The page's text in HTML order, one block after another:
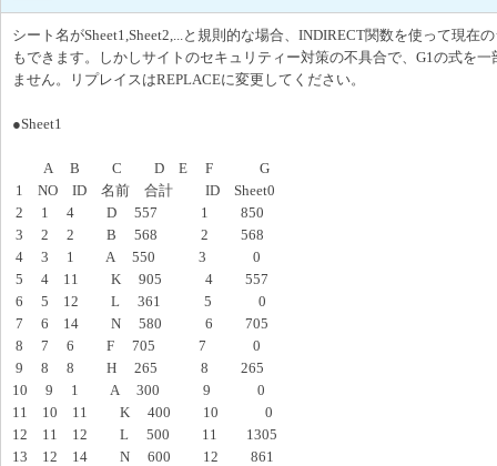
シート名がSheet1,Sheet2,...と規則的な場合、INDIRECT関数を使って現在
もできます。しかしサイトのセキュリティー対策の不具合で、G1の式を
ません。リプレイスはREPLACEに変更してください。
●Sheet1
A B C D E F G
1 NO ID 名前 合計 ID Sheet0
2 1 4 D 557 1 850
3 2 2 B 568 2 568
4 3 1 A 550 3 0
5 4 11 K 905 4 557
6 5 12 L 361 5 0
7 6 14 N 580 6 705
8 7 6 F 705 7 0
9 8 8 H 265 8 265
10 9 1 A 300 9 0
11 10 11 K 400 10 0
12 11 12 L 500 11 1305
13 12 14 N 600 12 861